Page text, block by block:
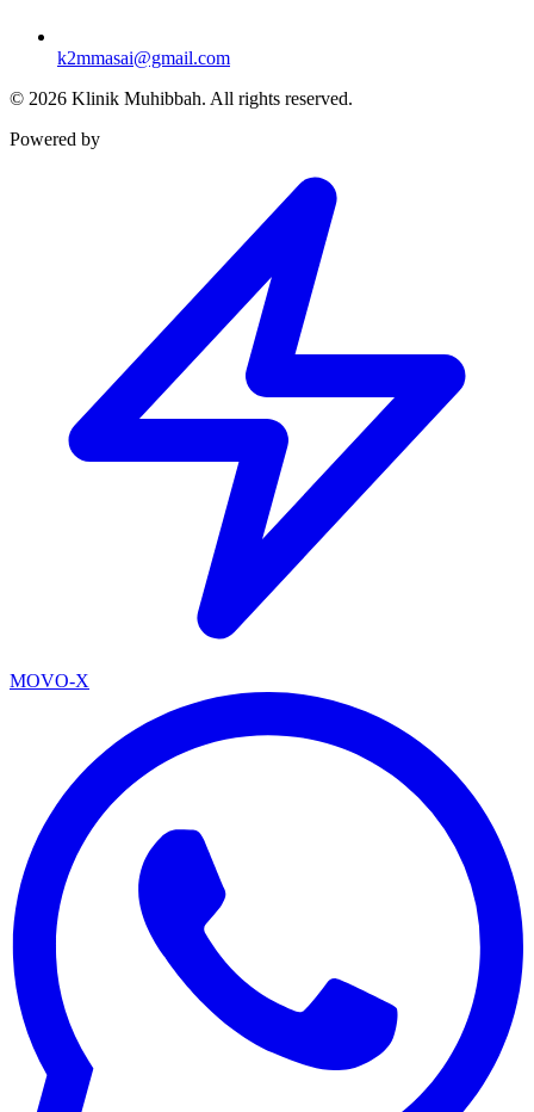
k2mmasai@gmail.com
© 2026 Klinik Muhibbah. All rights reserved.
Powered by
MOVO-X